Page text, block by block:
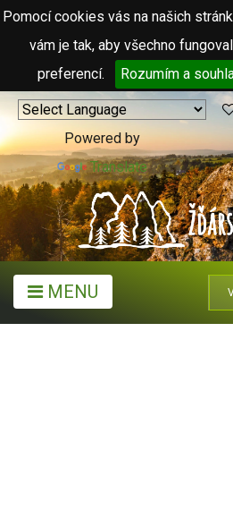
Pomocí cookies vás na našich
vám je tak, aby všechno
preferencí.
Rozumím a
Powered by
Translate
MENU